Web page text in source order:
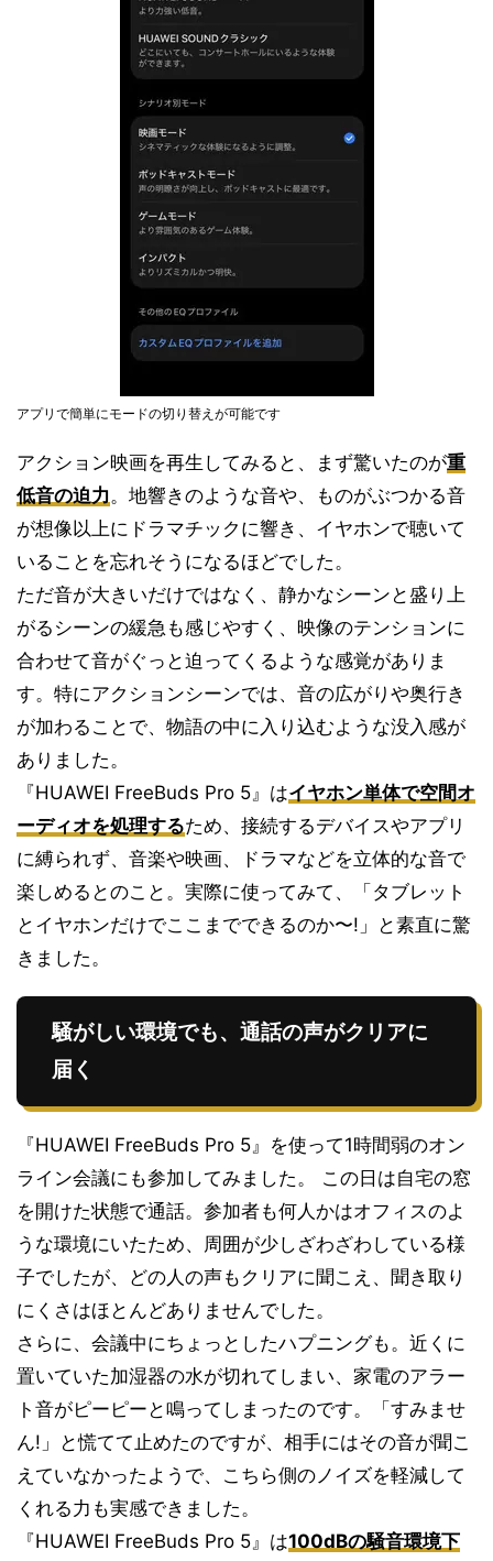
アプリで簡単にモードの切り替えが可能です
アクション映画を再生してみると、まず驚いたのが重
低音の迫力。地響きのような音や、ものがぶつかる音
が想像以上にドラマチックに響き、イヤホンで聴いて
いることを忘れそうになるほどでした。
ただ音が大きいだけではなく、静かなシーンと盛り上
がるシーンの緩急も感じやすく、映像のテンションに
合わせて音がぐっと迫ってくるような感覚がありま
す。特にアクションシーンでは、音の広がりや奥行き
が加わることで、物語の中に入り込むような没入感が
ありました。
『HUAWEI FreeBuds Pro 5』はイヤホン単体で空間オ
ーディオを処理するため、接続するデバイスやアプリ
に縛られず、音楽や映画、ドラマなどを立体的な音で
楽しめるとのこと。実際に使ってみて、「タブレット
とイヤホンだけでここまでできるのか〜!」と素直に驚
きました。
騒がしい環境でも、通話の声がクリアに
届く
『HUAWEI FreeBuds Pro 5』を使って1時間弱のオン
ライン会議にも参加してみました。 この日は自宅の窓
を開けた状態で通話。参加者も何人かはオフィスのよ
うな環境にいたため、周囲が少しざわざわしている様
子でしたが、どの人の声もクリアに聞こえ、聞き取り
にくさはほとんどありませんでした。
さらに、会議中にちょっとしたハプニングも。近くに
置いていた加湿器の水が切れてしまい、家電のアラー
ト音がピーピーと鳴ってしまったのです。「すみませ
ん!」と慌てて止めたのですが、相手にはその音が聞こ
えていなかったようで、こちら側のノイズを軽減して
くれる力も実感できました。
『HUAWEI FreeBuds Pro 5』は100dBの騒音環境下